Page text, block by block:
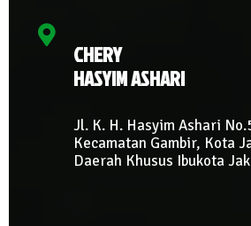
CHERY
HASYIM ASHARI
Jl. K. H. Hasyim Ashari
Kecamatan Gambir, Kota
Daerah Khusus Ibukota